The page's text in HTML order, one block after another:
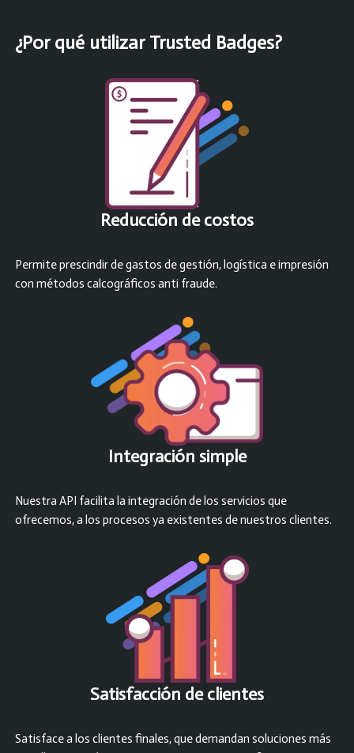
¿Por qué utilizar Trusted Badges?
Reducción de costos
Permite prescindir de gastos de gestión, logística e impresión
con métodos calcográficos anti fraude.
Integración simple
Nuestra API facilita la integración de los servicios que
ofrecemos, a los procesos ya existentes de nuestros clientes.
Satisfacción de clientes
Satisface a los clientes finales, que demandan soluciones más